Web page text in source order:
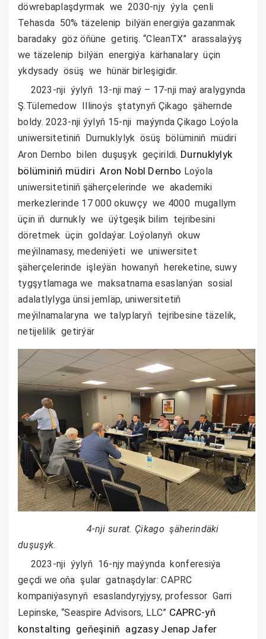
döwrebaplaşdyrmak we 2030-njy ýyla çenli
Tehasda 50% täzelenip bilýän energiýa gazanmak
baradaky göz öňüne getiriş. “CleanTX” arassalaýyş
we täzelenip bilýän energiýa kärhanalary üçin
ykdysady ösüş we hünär birleşigidir.
2023-nji ýylyň 13-nji maý – 17-nji maý aralygynda
Ş.Tülemedow Illinoýs ştatynyň Çikago şähernde
boldy. 2023-nji ýylyň 15-nji maýynda Çikago Loýola
uniwersitetiniň Durnuklylyk ösüş bölüminiň müdiri
Aron Dernbo bilen duşuşyk geçirildi. Durnuklylyk
bölüminiň müdiri Aron Nobl Dernbo Loýola
uniwersitetiniň şäherçelerinde we akademiki
merkezlerinde 17 000 okuwçy we 4000 mugallym
üçin iň durnukly we üýtgeşik bilim tejribesini
döretmek üçin goldaýar. Loýolanyň okuw
meýilnamasy, medeniýeti we uniwersitet
şäherçelerinde işleýän howanyň hereketine, suwy
tygşytlamaga we maksatnama esaslanýan sosial
adalatlylyga ünsi jemläp, uniwersitetiň
meýilnamalaryna we talyplaryň tejribesine täzelik,
netijelilik getirýär
4-nji surat. Çikago şäherindäki
duşuşyk.
2023-nji ýylyň 16-njy maýynda konferesiýa
geçdi we oňa şular gatnaşdylar: CAPRC
kompaniýasynyň esaslandyryjysy, professor Garri
Lepinske, “Seaspire Advisors, LLC” CAPRC-yň
konstalting geňeşiniň agzasy Jenap Jafer